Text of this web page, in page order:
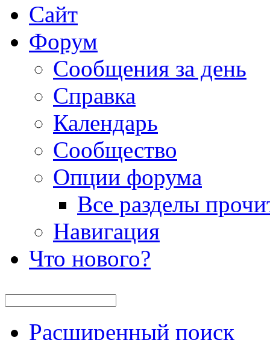
Сайт
Форум
Сообщения за день
Справка
Календарь
Сообщество
Опции форума
Все разделы
Навигация
Что нового?
Расширенный поиск